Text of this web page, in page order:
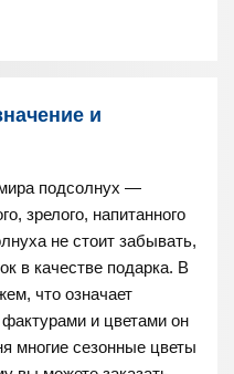
и
подсолнух —
зрелого, напитанного
не стоит забывать,
в качестве подарка. В
что означает
и цветами он
многие сезонные цветы